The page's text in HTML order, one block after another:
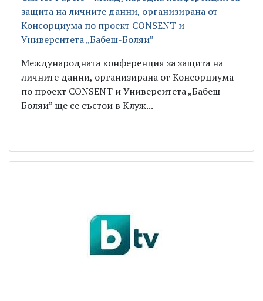
защита на личните данни, организирана от
Консорциума по проект CONSENT и
Университета „Бабеш-Боляи”
Международната конференция за защита на
личните данни, организирана от Консорциума
по проект CONSENT и Университета „Бабеш-
Боляи” ще се състои в Клуж...